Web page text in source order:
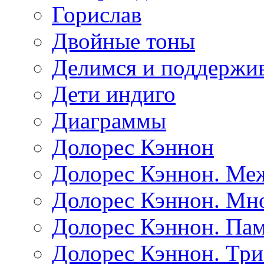
Горислав
Двойные тоны
Делимся и
Дети индиго
Диаграммы
Долорес Кэннон
Долорес Кэннон.
Долорес Кэннон.
Долорес Кэннон.
Долорес Кэннон.